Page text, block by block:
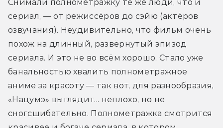
Снимали полнометражку те же люди, что и
сериал, — от режиссёров до сэйю (актёров
озвучания). Неудивительно, что фильм очень
похож на длинный, развёрнутый эпизод
сериала. И это не во всём хорошо. Стало уже
банальностью хвалить полнометражное
аниме за красоту — так вот, для разнообразия,
«Нацумэ» выглядит... неплохо, но не
сногсшибательно. Полнометражка смотрится